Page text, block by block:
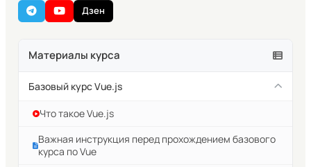
Дзен
Материалы курса
Базовый курс Vue.js
Что такое Vue.js
Важная инструкция перед прохождением базового
курса по Vue